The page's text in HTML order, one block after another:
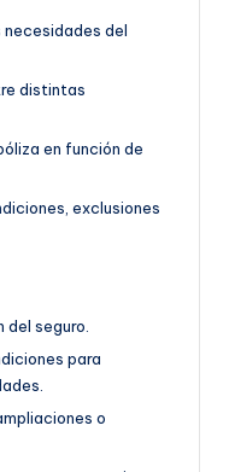
necesidades del
distintas
en función de
exclusiones
seguro.
para
o